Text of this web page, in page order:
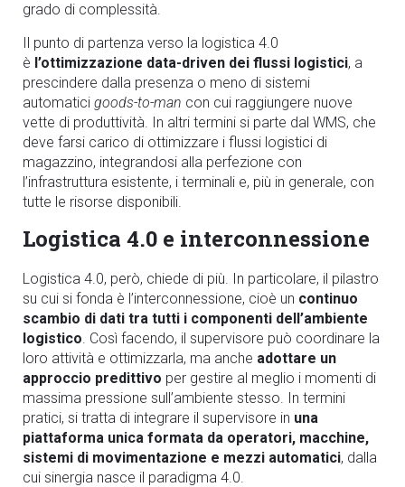
grado di complessità.
Il punto di partenza verso la logistica 4.0
è l’ottimizzazione data-driven dei flussi logistici, a
prescindere dalla presenza o meno di sistemi
automatici goods-to-man con cui raggiungere nuove
vette di produttività. In altri termini si parte dal WMS, che
deve farsi carico di ottimizzare i flussi logistici di
magazzino, integrandosi alla perfezione con
l’infrastruttura esistente, i terminali e, più in generale, con
tutte le risorse disponibili.
Logistica 4.0 e interconnessione
Logistica 4.0, però, chiede di più. In particolare, il pilastro
su cui si fonda è l’interconnessione, cioè un continuo
scambio di dati tra tutti i componenti dell’ambiente
logistico. Così facendo, il supervisore può coordinare la
loro attività e ottimizzarla, ma anche adottare un
approccio predittivo per gestire al meglio i momenti di
massima pressione sull’ambiente stesso. In termini
pratici, si tratta di integrare il supervisore in una
piattaforma unica formata da operatori, macchine,
sistemi di movimentazione e mezzi automatici, dalla
cui sinergia nasce il paradigma 4.0.